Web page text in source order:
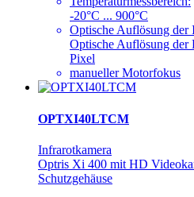
-20°C ... 900°C
Optische Auflösung der
Optische Auflösung
Pixel
manueller Motorfokus
OPTXI40LTCM
Infrarotkamera
Optris Xi 400 mit HD
Schutzgehäuse